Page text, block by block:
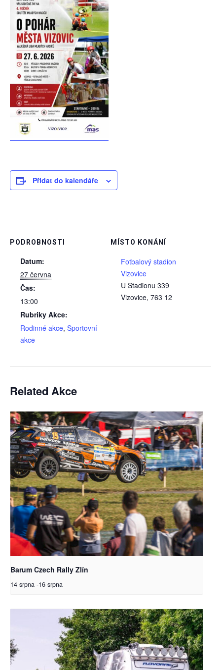
Přidat do kalendáře
PODROBNOSTI
Datum:
27 června
Čas:
13:00
Rubriky Akce:
Rodinné akce, Sportovní
akce
MÍSTO KONÁNÍ
Fotbalový stadion
Vizovice
U Stadionu 339
Vizovice, 763 12
Related Akce
Barum Czech Rally Zlín
14 srpna -16 srpna